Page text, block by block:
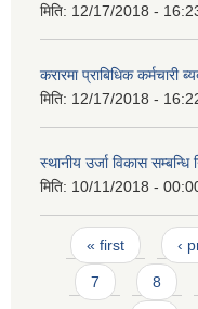
मिति: 12/17/2018 -
करारमा प्राबिधिक कर्मचारी
मिति: 12/17/2018 -
स्थानीय उर्जा विकास सम्बन्धि
मिति: 10/11/2018 -
Pages
« first ‹
7 8